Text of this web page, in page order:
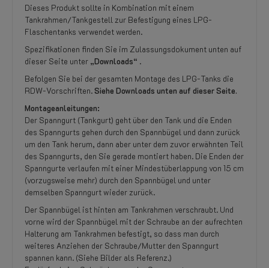
Dieses Produkt sollte in Kombination mit einem
Tankrahmen/Tankgestell zur Befestigung eines LPG-
Flaschentanks verwendet werden.
Spezifikationen finden Sie im Zulassungsdokument unten auf
dieser Seite unter „Downloads“ .
Befolgen Sie bei der gesamten Montage des LPG-Tanks die
RDW-Vorschriften.Siehe Downloads unten auf dieser Seite.
Montageanleitungen:
Der Spanngurt (Tankgurt) geht über den Tank und die Enden
des Spanngurts gehen durch den Spannbügel und dann zurück
um den Tank herum, dann aber unter dem zuvor erwähnten Teil
des Spanngurts, den Sie gerade montiert haben. Die Enden der
Spanngurte verlaufen mit einer Mindestüberlappung von 15 cm
(vorzugsweise mehr) durch den Spannbügel und unter
demselben Spanngurt wieder zurück.
Der Spannbügel ist hinten am Tankrahmen verschraubt. Und
vorne wird der Spannbügel mit der Schraube an der aufrechten
Halterung am Tankrahmen befestigt, so dass man durch
weiteres Anziehen der Schraube/Mutter den Spanngurt
spannen kann. (Siehe Bilder als Referenz.)